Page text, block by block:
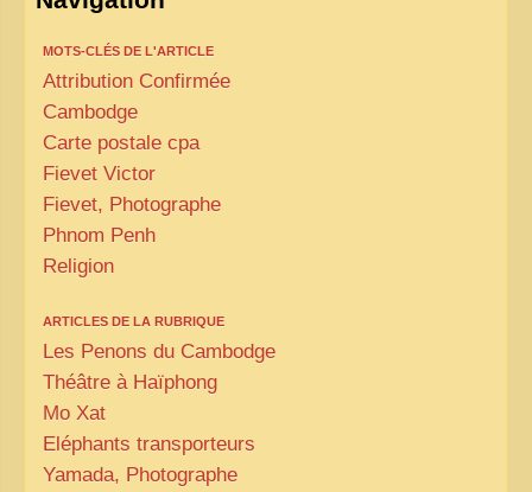
MOTS-CLÉS DE L'ARTICLE
Attribution Confirmée
Cambodge
Carte postale cpa
Fievet Victor
Fievet, Photographe
Phnom Penh
Religion
ARTICLES DE LA RUBRIQUE
Les Penons du Cambodge
Théâtre à Haïphong
Mo Xat
Eléphants transporteurs
Yamada, Photographe